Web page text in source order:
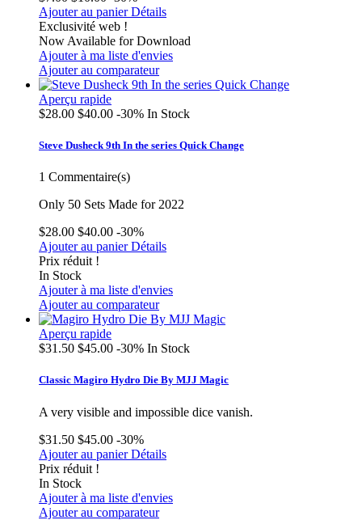
Ajouter au panier Détails
Exclusivité web !
Now Available for Download
Ajouter à ma liste d'envies
Ajouter au comparateur
Aperçu rapide
$28.00 $40.00 -30% In Stock
Steve Dusheck 9th In the series Quick Change
1 Commentaire(s)
Only 50 Sets Made for 2022
$28.00 $40.00 -30%
Ajouter au panier Détails
Prix réduit !
In Stock
Ajouter à ma liste d'envies
Ajouter au comparateur
Aperçu rapide
$31.50 $45.00 -30% In Stock
Classic Magiro Hydro Die By MJJ Magic
A very visible and impossible dice vanish.
$31.50 $45.00 -30%
Ajouter au panier Détails
Prix réduit !
In Stock
Ajouter à ma liste d'envies
Ajouter au comparateur